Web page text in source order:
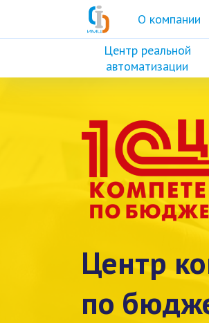
О компании
Центр реальной
автоматизации
Центр
по